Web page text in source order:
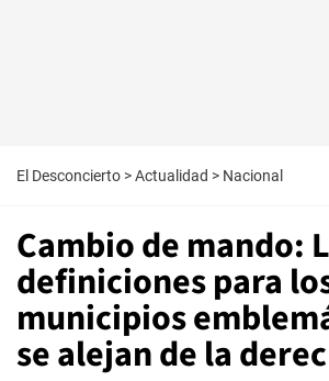
El Desconcierto >Actualidad > Nacional
Cambio de mando:
definiciones para
municipios
se alejan de la